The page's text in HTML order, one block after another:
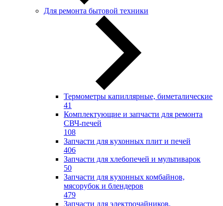
Для ремонта бытовой техники
Термометры капиллярные, биметалические
41
Комплектующие и запчасти для ремонта
СВЧ-печей
108
Запчасти для кухонных плит и печей
406
Запчасти для хлебопечей и мультиварок
50
Запчасти для кухонных комбайнов,
мясорубок и блендеров
479
Запчасти для электрочайников,